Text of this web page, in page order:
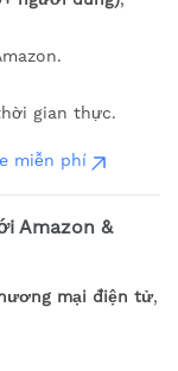
gian thực.
miễn phí
Amazon &
mại điện tử,